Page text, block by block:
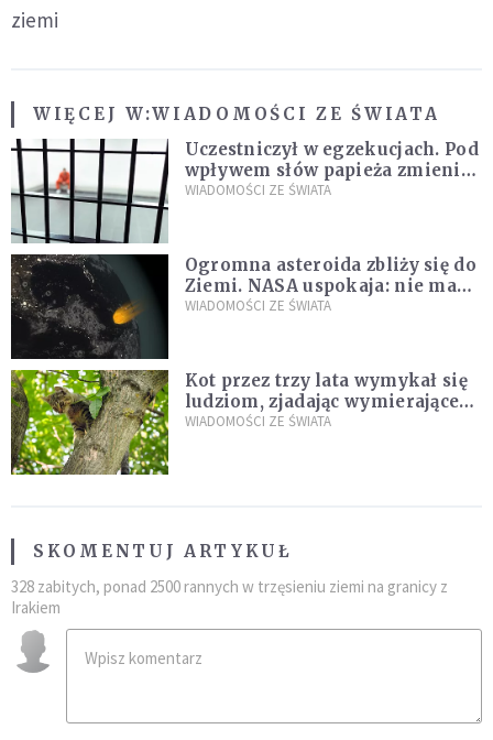
ziemi
WIĘCEJ W:WIADOMOŚCI ZE ŚWIATA
Uczestniczył w egzekucjach. Pod
wpływem słów papieża zmienił
zdanie
WIADOMOŚCI ZE ŚWIATA
Ogromna asteroida zbliży się do
Ziemi. NASA uspokaja: nie ma
zagrożenia
WIADOMOŚCI ZE ŚWIATA
Kot przez trzy lata wymykał się
ludziom, zjadając wymierające
kaczki. W końcu popełnił
WIADOMOŚCI ZE ŚWIATA
SKOMENTUJ ARTYKUŁ
328 zabitych, ponad 2500 rannych w trzęsieniu ziemi na granicy z
Irakiem